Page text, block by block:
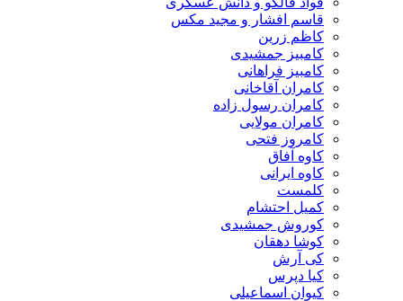
قاسم افشار و مجید مکس
کاظم زرین
کامبیز جمشیدی
کامبیز فراهانی
کامران آقاخانی
کامران رسول زاده
کامران مولایی
کامروز فتحی
کاوه آفاق
کاوه ایرانی
کلمست
کمیل احتشام
کوروش جمشیدی
کوشا دهقان
کی آرش
کیا دپرس
کیوان اسماعیلی